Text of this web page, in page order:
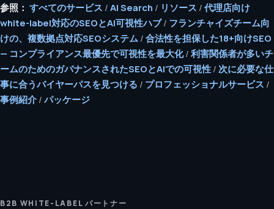
参照： すべてのサービス / AI Search / リソース / 代理店向け
white-label対応のSEOとAI可視性ハブ/ フランチャイズチーム向
けの、複数拠点対応SEOシステム / 合法性を担保した18+向けSEO
— コンプライアンス最優先で可視性を最大化/ 利害関係者が多いチ
ームのためのガバナンスされたSEOとAIでの可視性 / 次に必要な仕
事に合うバイヤーパスを見つける / プロフェッショナルサービス /
事例紹介 / パッケージ
B2B WHITE-LABEL パートナー